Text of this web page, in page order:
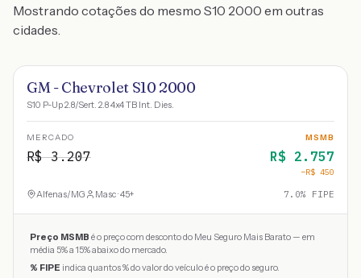
Mostrando cotações do mesmo S10 2000 em outras
cidades.
GM - Chevrolet S10 2000
S10 P-Up 2.8/Sert. 2.8 4x4 TB Int. Dies.
MERCADO
R$3.207
MSMB
R$ 2.757
−R$ 450
Alfenas/MG Masc · 45+ 7.0% FIPE
Preço MSMB é o preço com desconto do Meu Seguro Mais Barato — em
média 5% a 15% abaixo do mercado.
% FIPE indica quantos % do valor do veículo é o preço do seguro.